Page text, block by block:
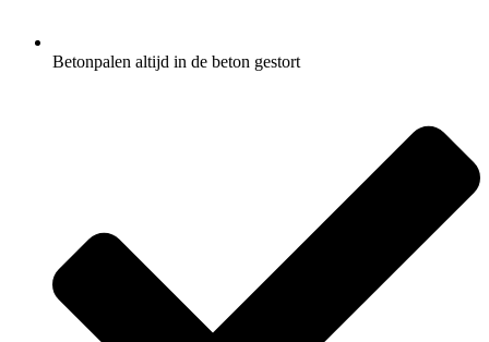
Betonpalen altijd in de beton gestort